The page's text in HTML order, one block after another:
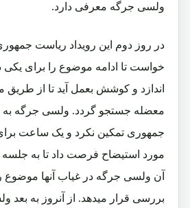
ولسی جرگه معرفی دارد.
در روز دوم این رویداد ریاست
خواست تا ادامه موضوع را برای یکی
اندازد و کوشش بعمل آید تا از طریق
معضله جستجو گردد. ولسی جرگه به
جمهوری تمکین نکرد و یک ساعت
مورد استیضاح فرصت داد تا به جلسه
آن ولسی جرگه در غیاب آنها موضوع
بررسی قرار میدهد. از آنروز به بعد